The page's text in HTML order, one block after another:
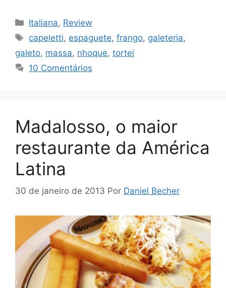
Categorias
Italiana, Review
Tags
capeletti, espaguete,frango, galeteria,
galeto, massa, nhoque, tortei
10 Comentários
Madalosso, o maior
restaurante da América
Latina
30 de janeiro de 2013 Por Daniel Becher